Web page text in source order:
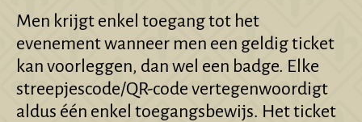
Men krijgt enkel toegang tot het
evenement wanneer men een geldig ticket
kan voorleggen, dan wel een badge. Elke
streepjescode/QR-code vertegenwoordigt
aldus één enkel toegangsbewijs. Het ticket